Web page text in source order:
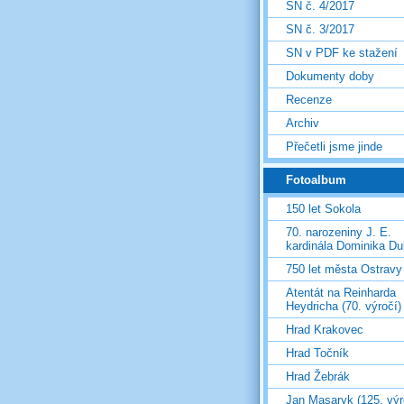
SN č. 4/2017
SN č. 3/2017
SN v PDF ke stažení
Dokumenty doby
Recenze
Archiv
Přečetli jsme jinde
Fotoalbum
150 let Sokola
70. narozeniny J. E.
kardinála Dominika
750 let města Ostravy
Atentát na Reinharda
Heydricha (70. výročí)
Hrad Krakovec
Hrad Točník
Hrad Žebrák
Jan Masaryk (125.